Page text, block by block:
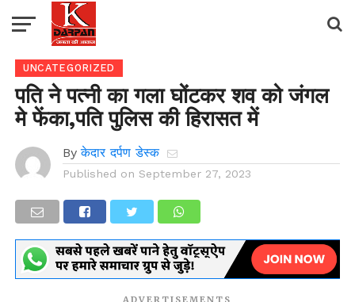
UNCATEGORIZED
पति ने पत्नी का गला घोंटकर शव को जंगल
मे फेंका,पति पुलिस की हिरासत में
By केदार दर्पण डेस्क
Published on September 27, 2023
ADVERTISEMENTS